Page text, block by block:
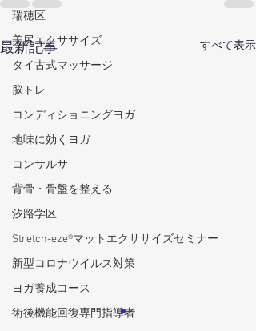
瑞穂区
美尻エクササイズ
タイ古式マッサージ
脳トレ
コンディショニングヨガ
地味に効くヨガ
コンサルサ
背骨・骨盤を整える
汐路学区
Stretch-eze®マットエクササイズセミナー
新型コロナウイルス対策
ヨガ養成コース
術後機能回復専門指導者
最新記事 すべて表示